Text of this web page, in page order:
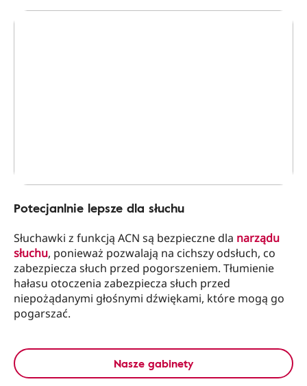
Potecjanlnie lepsze dla słuchu
Słuchawki z funkcją ACN są bezpieczne dla narządu
słuchu, ponieważ pozwalają na cichszy odsłuch, co
zabezpiecza słuch przed pogorszeniem. Tłumienie
hałasu otoczenia zabezpiecza słuch przed
niepożądanymi głośnymi dźwiękami, które mogą go
pogarszać.
Nasze gabinety